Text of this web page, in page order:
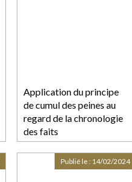
Application du principe
de cumul des peines au
regard de la chronologie
des faits
Publié le : 14/02/2024